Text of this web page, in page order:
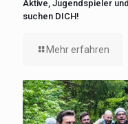
Aktive, Jugendspieler
suchen DICH!
Mehr erfahren